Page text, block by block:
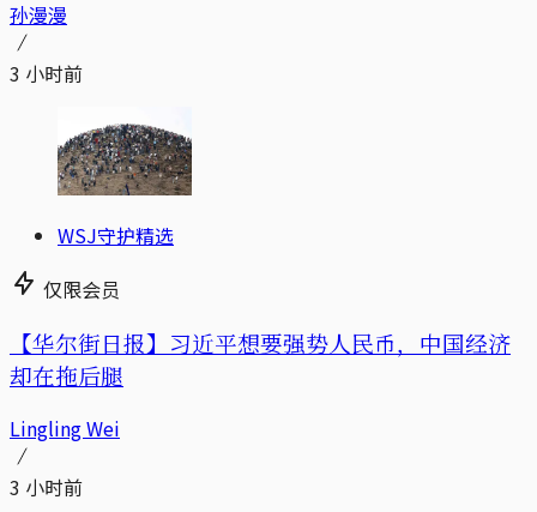
孙漫漫
3 小时前
WSJ守护精选
仅限会员
【华尔街日报】习近平想要强势人民币，中国经济
却在拖后腿
Lingling Wei
3 小时前